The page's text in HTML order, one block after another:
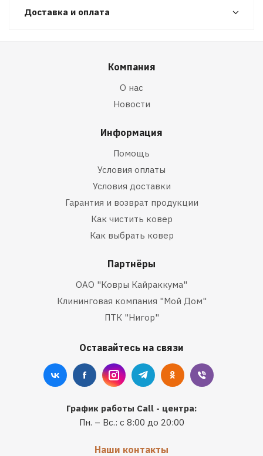
Доставка и оплата
Компания
О нас
Новости
Информация
Помощь
Условия оплаты
Условия доставки
Гарантия и возврат продукции
Как чистить ковер
Как выбрать ковер
Партнёры
ОАО "Ковры Кайраккума"
Клининговая компания "Мой Дом"
ПТК "Нигор"
Оставайтесь на связи
График работы Call - центра:
Пн. – Вс.: с 8:00 до 20:00
Наши контакты